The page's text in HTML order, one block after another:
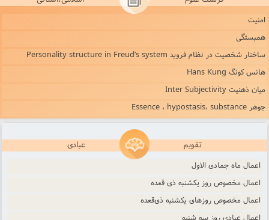
امنیت
همبستگی
ساختار شخصیت در نظام فروید Personality structure in Freud’s system
هانس کونگ Hans Kung
میان ذهنیت Inter Subjectivity
جوهر Essence ، hypostasis، substance
تقویم عبادی
اعمال ماه جمادى الاول
اعمال مخصوص روز یکشنبه ذی قعده
اعمال مخصوص روزهای یکشنبه ذی‌‌قعده
اعمال عبادی روز سه‌ شنبه‌